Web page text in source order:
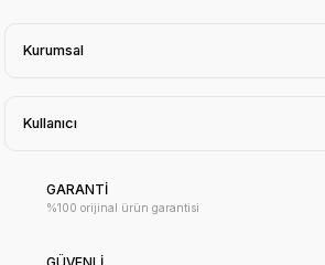
Kurumsal
Kullanıcı
GARANTİ
%100 orijinal ürün garantisi